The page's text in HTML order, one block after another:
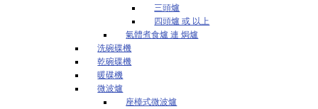
三頭爐
四頭爐 或 以上
氣體煮食爐 連 焗爐
洗碗碟機
乾碗碟機
暖碟機
微波爐
座檯式微波爐